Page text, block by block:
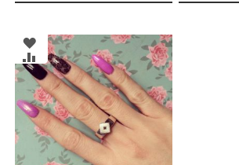
ZUR
WUNSCHLISTE
HINZUFÜGEN
ZUR
VERGLEICHSLISTE
HINZUFÜGEN